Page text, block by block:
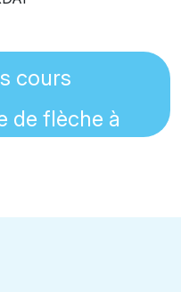
cours